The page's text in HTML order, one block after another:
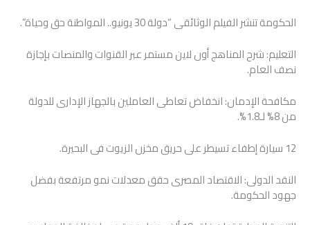
الحكومة تنشر الفيلم الوثائقى “دولة 30 يونيو.. المواطنة حق وحياة”.
التعليم: شرح المناهج أون لاين مستمر عبر القنوات والمنصات بإجازة
نصف العام.
مكافحة الإدمان: انخفاض تعاطى العاملين بالجهاز الإدارى للدولة
من 8% لـ1.8%.
12 سيارة إطفاء تسيطر على حريق مخزن الزيوت فى البحيرة.
النقد الدولى: الاقتصاد المصرى حقق معدلات نمو مرتفعة بفضل
جهود الحكومة.